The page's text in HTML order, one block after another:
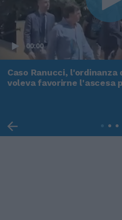
00:00
Caso Ranucci,
voleva favorirne l'ascesa